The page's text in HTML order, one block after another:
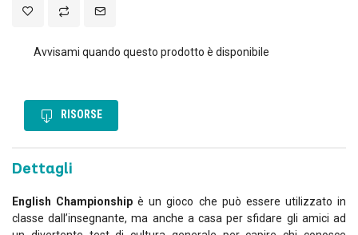
Avvisami quando questo prodotto è disponibile
RISORSE
Dettagli
English Championship è un gioco che può essere utilizzato in
classe dall’insegnante, ma anche a casa per sfidare gli amici ad